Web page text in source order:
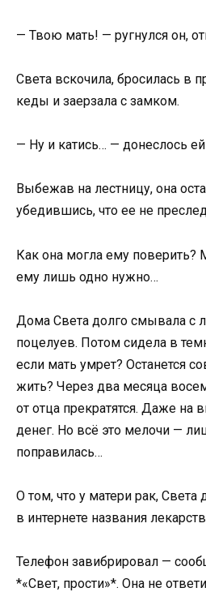
— Твою мать! — ругнулся он,
Света вскочила, бросилась в
кеды и заерзала с замком.
— Ну и катись… — донеслось
Выбежав на лестницу, она
убедившись, что ее не
Как она могла ему поверить?
ему лишь одно нужно…
Дома Света долго смывала с
поцелуев. Потом сидела в
если мать умрет? Останется
жить? Через два месяца
от отца прекратятся. Даже на
денег. Но всё это мелочи —
поправилась…
О том, что у матери рак, Света
в интернете названия
Телефон завибрировал —
*«Свет, прости»*. Она не